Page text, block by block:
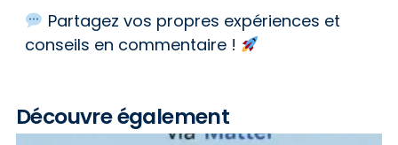
Partagez vos propres expériences et
conseils en commentaire !
Découvre également